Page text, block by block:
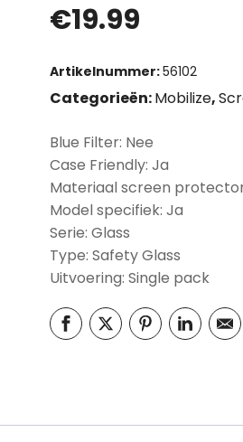
€19.99
Artikelnummer:56102
Categorieën:Mobilize,
Blue Filter: Nee
Case Friendly: Ja
Materiaal screen
Model specifiek: Ja
Serie: Glass
Type: Safety Glass
Uitvoering: Single pack